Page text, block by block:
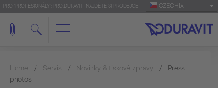
PRO 'PROFESIONÁLY': PRO.DURAVIT NAJDĚTE SI PRODEJCE CZECHIA
Home Servis Novinky & tiskové zprávy
Press
photos